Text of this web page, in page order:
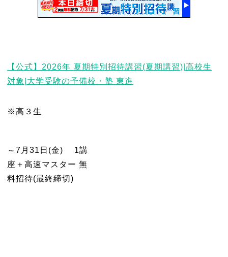
【公式】2026年 夏期特別招待講習(夏期講習)|高校生
対象|大学受験の予備校・塾 東進
※高３生
～7月31日(金) 1講
座＋高速マスター 無
料招待(最終締切)